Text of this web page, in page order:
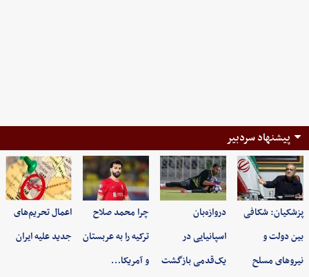
پیشنهاد سردبیر
پزشکیان: شکافی
بین دولت و
نیروهای مسلح
دروازه‌بان
اسپانیایی در
یک‌قدمی بازگشت
چرا محمد صلاح
ترکیه را به عربستان
و آمریکا…
اعمال تحریم‌های
جدید علیه ایران